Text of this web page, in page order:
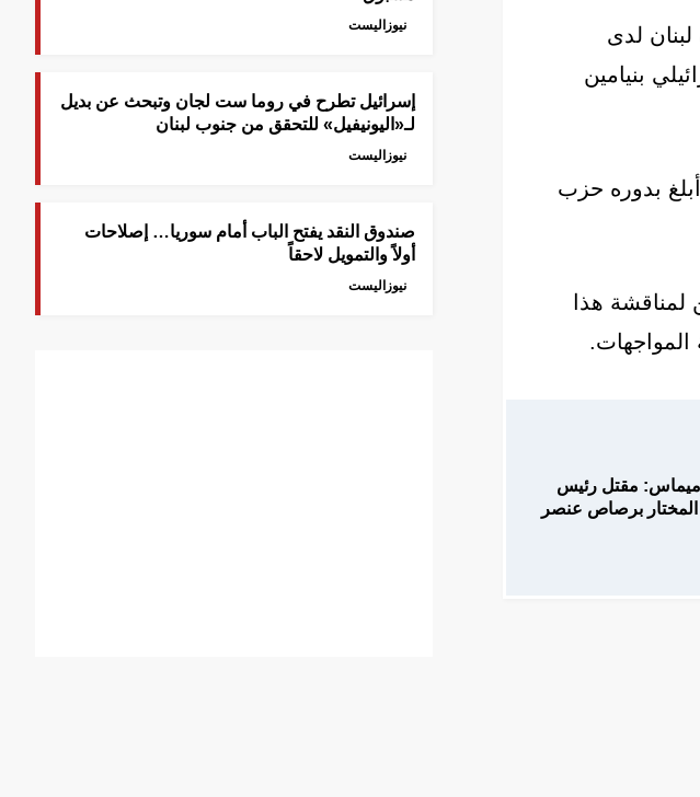
لدى
بنيامين
بدوره حزب
لمناقشة هذا
المواجهات.
مقتل رئيس
المختار برصاص عنصر
نيوزاليست
إسرائيل تطرح في روما ست لجان وتبحث عن بديل
لـ«اليونيفيل» للتحقق من جنوب لبنان
نيوزاليست
صندوق النقد يفتح الباب أمام سوريا… إصلاحات
أولاً والتمويل لاحقاً
نيوزاليست